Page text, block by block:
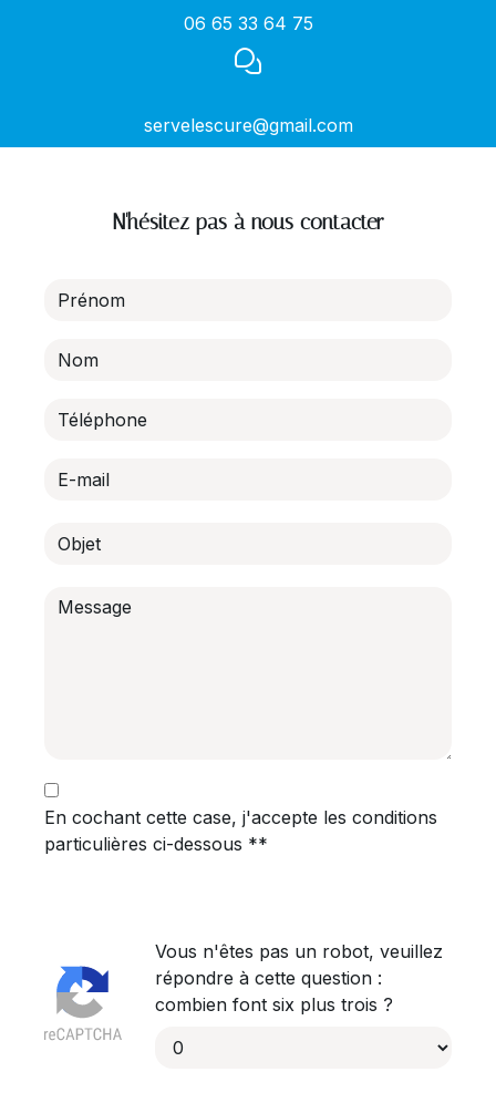
06 65 33 64 75
servelescure@gmail.com
N'hésitez pas à nous contacter
En cochant cette case, j'accepte les conditions
particulières ci-dessous **
Vous n'êtes pas un robot, veuillez
répondre à cette question :
combien font six plus trois ?